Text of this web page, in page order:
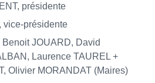
présidente
vice-présidente
JOUARD, David
Laurence TAUREL +
Olivier MORANDAT (Maires)